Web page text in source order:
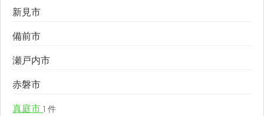
新見市
備前市
瀬戸内市
赤磐市
真庭市 1 件